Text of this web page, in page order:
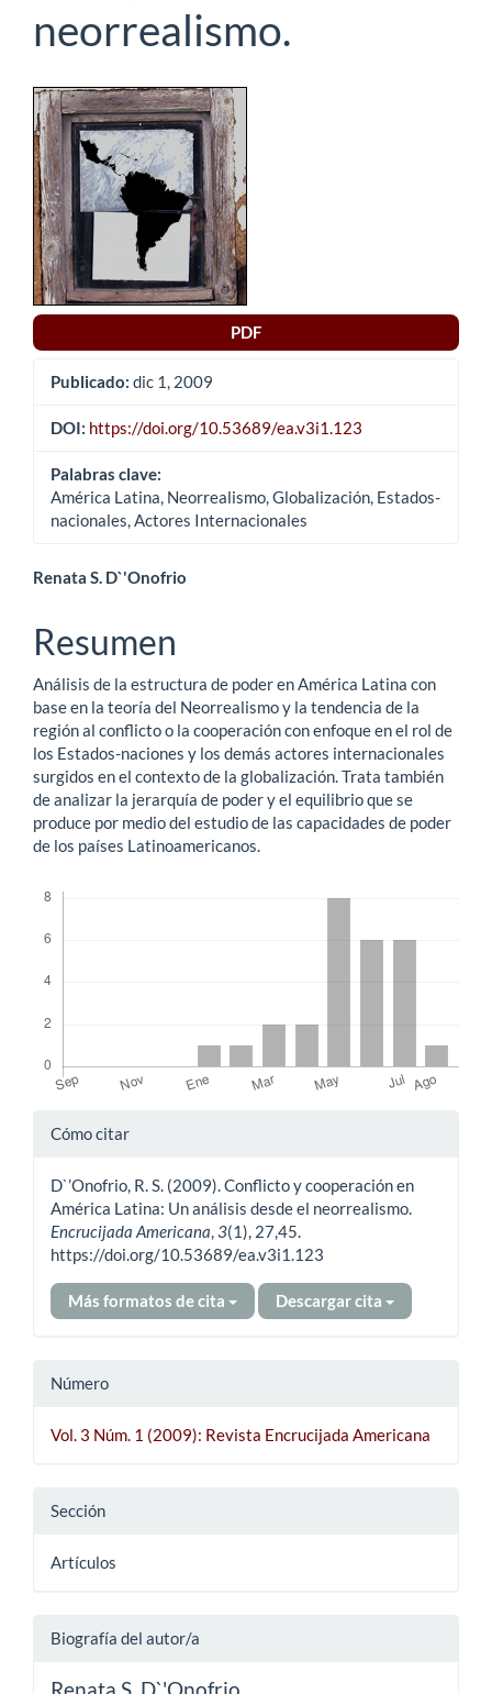
neorrealismo.
Barra
lateral
del
artículo
PDF
Publicado: dic 1, 2009
DOI: https://doi.org/10.53689/ea.v3i1.123
Palabras clave:
América Latina, Neorrealismo, Globalización, Estados-
nacionales, Actores Internacionales
Contenido
principal
del
artículo
Renata S. D`'Onofrio
Resumen
Análisis de la estructura de poder en América Latina con
base en la teoría del Neorrealismo y la tendencia de la
región al conflicto o la cooperación con enfoque en el rol de
los Estados-naciones y los demás actores internacionales
surgidos en el contexto de la globalización. Trata también
de analizar la jerarquía de poder y el equilibrio que se
produce por medio del estudio de las capacidades de poder
de los países Latinoamericanos.
Detalles
del
artículo
Cómo citar
D`’Onofrio, R. S. (2009). Conflicto y cooperación en
América Latina: Un análisis desde el neorrealismo.
Encrucijada Americana,3(1), 27,45.
https://doi.org/10.53689/ea.v3i1.123
Más formatos de cita Descargar cita
Número
Vol. 3 Núm. 1 (2009): Revista Encrucijada Americana
Sección
Artículos
Biografía del autor/a